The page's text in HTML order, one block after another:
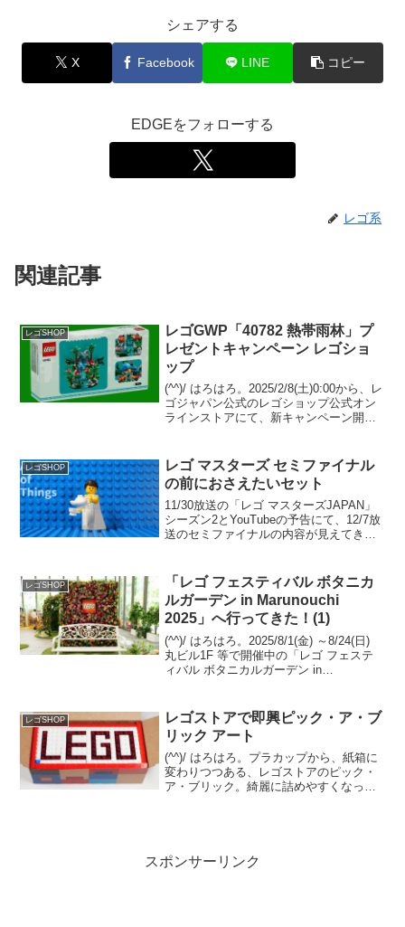
シェアする
X Facebook LINE コピー
EDGEをフォローする
レゴ系
関連記事
レゴSHOP
レゴGWP「40782 熱帯雨林」プ
レゼントキャンペーン レゴショ
ップ
(^^)/ はろはろ。2025/2/8(土)0:00から、レ
ゴジャパン公式のレゴショップ公式オン
ラインストアにて、新キャンペーン開始
Insidersポイン...
レゴSHOP
レゴ マスターズ セミファイナル
の前におさえたいセット
11/30放送の「レゴ マスターズJAPAN」
シーズン2とYouTubeの予告にて、12/7放
送のセミファイナルの内容が見えてきま
ンハーフ」に近く、乗り物の既存...
レゴSHOP
「レゴ フェスティバル ボタニカ
ルガーデン in Marunouchi
2025」へ行ってきた！(1)
(^^)/ はろはろ。2025/8/1(金) ～8/24(日)
丸ビル1F 等で開催中の「レゴ フェステ
ィバル ボタニカルガーデン in
Marunouchi.com...
レゴSHOP
レゴストアで即興ピック・ア・ブ
リック アート
(^^)/ はろはろ。プラカップから、紙箱に
変わりつつある、レゴストアのピック・
ア・ブリック。綺麗に詰めやすくなった
スポンサーリンク